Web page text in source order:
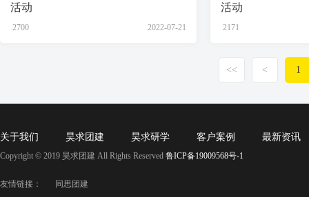
活动
2022-07-21
2700
活动
2171
<< < 1
关于我们 昊求团建 昊求研学 客户案例 最新资讯
Copyright © 2019 昊求团建 All Rights Reserved 鲁ICP备19009568号-1
友情链接： 同思团建